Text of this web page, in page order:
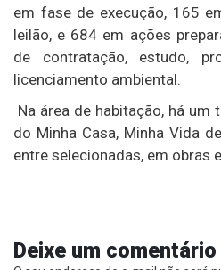
em fase de execução, 165
leilão, e 684 em ações
de contratação, estudo,
licenciamento ambiental.
Na área de habitação, há
do Minha Casa, Minha Vida
entre selecionadas, em obras
Deixe um comentário